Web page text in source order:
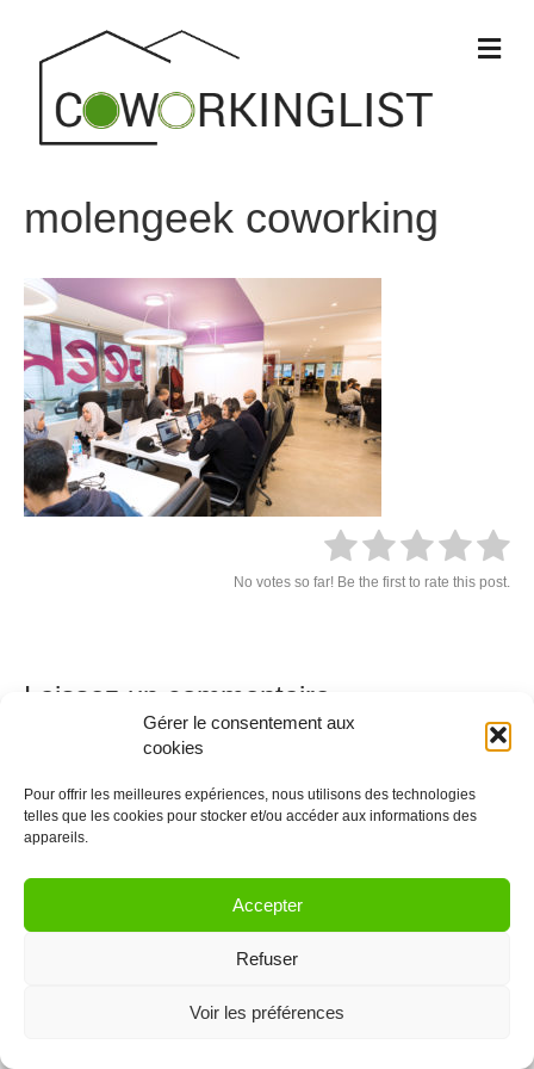
Gérer le consentement aux
cookies
Pour offrir les meilleures expériences, nous utilisons des technologies
telles que les cookies pour stocker et/ou accéder aux informations des
appareils.
Accepter
Refuser
Voir les préférences
M
e
molengeek coworking
No votes so far! Be the first to rate this post.
Laissez un commentaire
connectés
© 2021 Coworkinglist.be